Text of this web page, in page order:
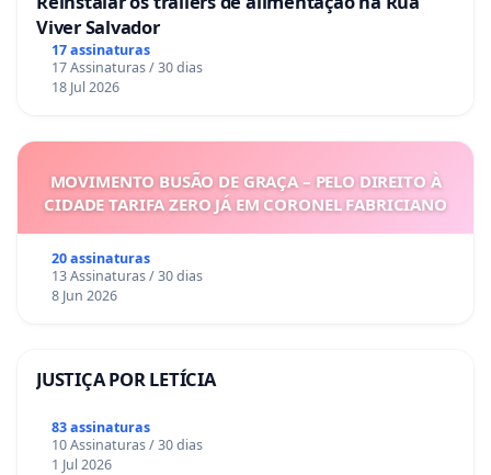
Viver Salvador
17 assinaturas
17 Assinaturas / 30 dias
18 Jul 2026
MOVIMENTO BUSÃO DE GRAÇA – PELO DIREITO À
CIDADE TARIFA ZERO JÁ EM CORONEL FABRICIANO
20 assinaturas
13 Assinaturas / 30 dias
8 Jun 2026
JUSTIÇA POR LETÍCIA
83 assinaturas
10 Assinaturas / 30 dias
1 Jul 2026